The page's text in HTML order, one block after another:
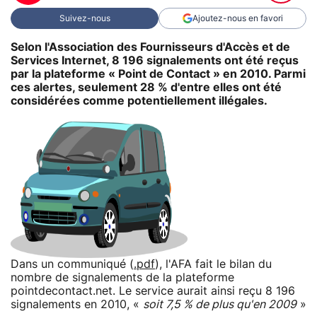
Suivez-nous Ajoutez-nous en favori
Selon l'Association des Fournisseurs d'Accès et de
Services Internet, 8 196 signalements ont été reçus
par la plateforme « Point de Contact » en 2010. Parmi
ces alertes, seulement 28 % d'entre elles ont été
considérées comme potentiellement illégales.
Dans un communiqué (.pdf), l'AFA fait le bilan du
nombre de signalements de la plateforme
pointdecontact.net. Le service aurait ainsi reçu 8 196
signalements en 2010, « soit 7,5 % de plus qu'en 2009»